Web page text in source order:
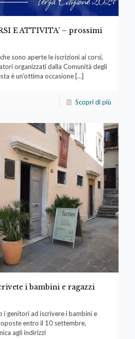
E ATTIVITA’ – prossimi
sono aperte le iscrizioni ai corsi,
organizzati dalla Comunità degli
è un’ottima occasione […]
Scopri di più
i bambini e ragazzi
i genitori ad iscrivere i bambini e
entro il 10 settembre,
agli indirizzi